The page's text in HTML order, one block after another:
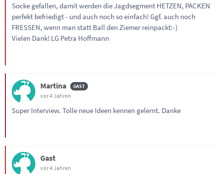
Socke gefallen, damit werden die Jagdsegment HETZEN, PACKEN
perfekt befriedigt - und auch noch so einfach! Ggf. auch noch
FRESSEN, wenn man statt Ball den Ziemer reinpackt:-)
Vielen Dank! LG Petra Hoffmann
Martina
vor 4 Jahren
Super Interview. Tolle neue Ideen kennen gelernt. Danke
Gast
vor 4 Jahren